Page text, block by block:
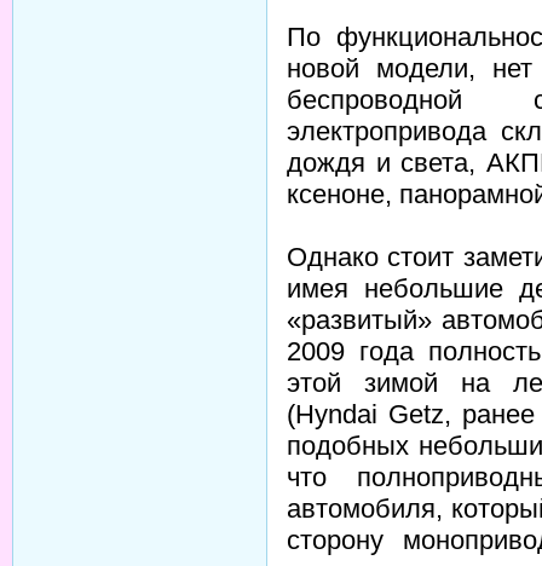
По
новой модели,
беспроводной
электропривода
дождя и света,
ксеноне,
Однако стоит
имея небольшие
«развитый»
2009 года
этой зимой на
(Hyndai Getz, ранее
подобных
что
автомобиля,
сторону